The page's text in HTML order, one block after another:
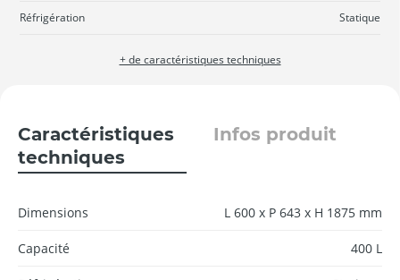
Réfrigération Statique
+ de caractéristiques techniques
Caractéristiques
techniques
Infos produit
Dimensions L 600 x P 643 x H 1875 mm
Capacité 400 L